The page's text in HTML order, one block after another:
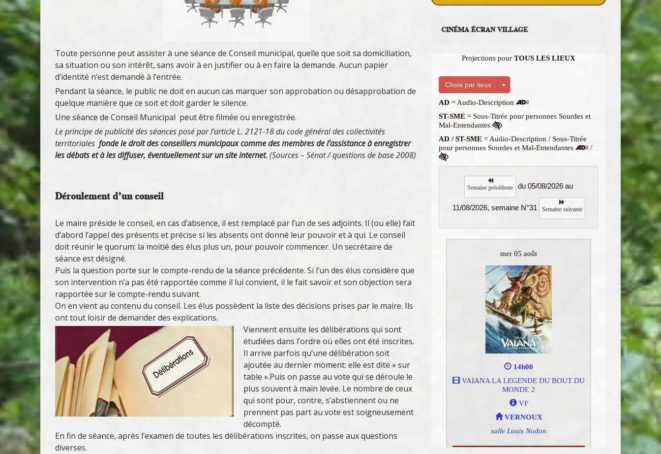
Toute personne peut assister à une séance de Conseil municipal, quelle que soit sa domiciliation,
sa situation ou son intérêt, sans avoir à en justifier ou à en faire la demande. Aucun papier
d’identité n’est demandé à l’entrée.
Pendant la séance, le public ne doit en aucun cas marquer son approbation ou désapprobation de
quelque manière que ce soit et doit garder le silence.
Une séance de Conseil Municipal peut être filmée ou enregistrée.
Le principe de publicité des séances posé par l’article L. 2121-18 du code général des collectivités
territoriales fonde le droit des conseillers municipaux comme des membres de l’assistance à enregistrer
les débats et à les diffuser, éventuellement sur un site internet. (Sources – Sénat / questions de base 2008)
Déroulement d’un conseil
Le maire préside le conseil, en cas d’absence, il est remplacé par l’un de ses adjoints. Il (ou elle) fait
d’abord l’appel des présents et précise si les absents ont donné leur pouvoir et à qui. Le conseil
doit réunir le quorum: la moitié des élus plus un, pour pouvoir commencer. Un secrétaire de
séance est désigné.
Puis la question porte sur le compte-rendu de la séance précédente. Si l’un des élus considère que
son intervention n’a pas été rapportée comme il lui convient, il le fait savoir et son objection sera
rapportée sur le compte-rendu suivant.
On en vient au contenu du conseil. Les élus possèdent la liste des décisions prises par le maire. Ils
ont tout loisir de demander des explications.
Viennent ensuite les délibérations qui sont
étudiées dans l’ordre où elles ont été inscrites.
Il arrive parfois qu’une délibération soit
ajoutée au dernier moment: elle est dite « sur
table ».Puis on passe au vote qui se déroule le
plus souvent à main levée. Le nombre de ceux
qui sont pour, contre, s’abstiennent ou ne
prennent pas part au vote est soigneusement
décompté.
En fin de séance, après l’examen de toutes les délibérations inscrites, on passe aux questions
diverses.
CINÉMA ÉCRAN VILLAGE